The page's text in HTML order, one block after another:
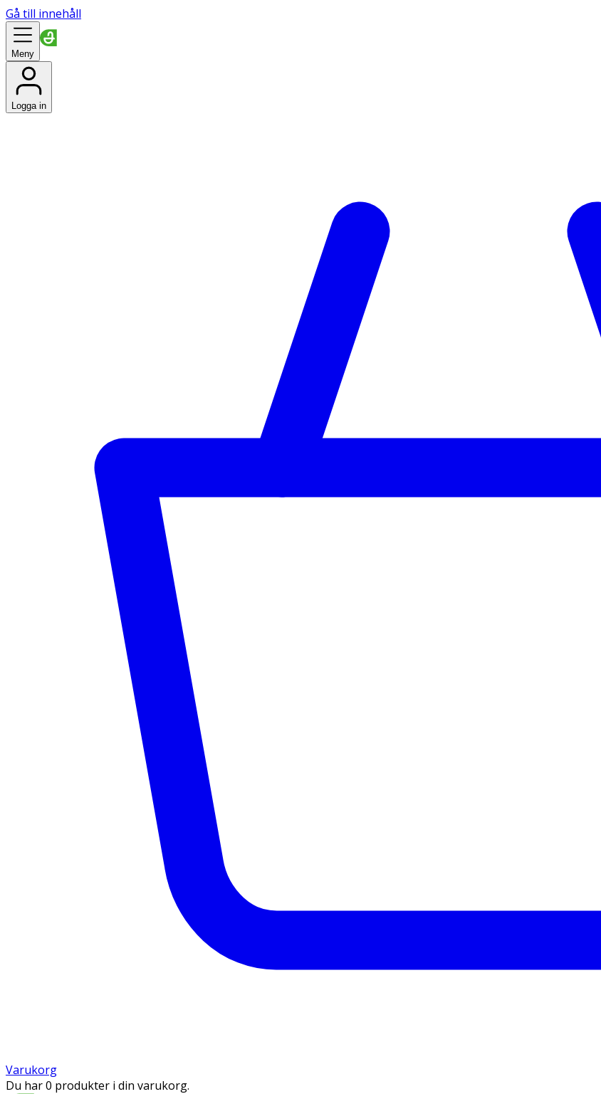
Gå till innehåll
Meny
Logga in
Varukorg
Du har 0 produkter i din varukorg.